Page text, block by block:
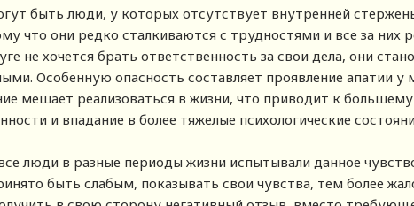
быть люди, у которых отсутствует внутренней
что они редко сталкиваются с трудностями и все за них
не хочется брать ответственность за свои дела, они
Особенную опасность составляет проявление апатии у
мешает реализоваться в жизни, что приводит к
и впадание в более тяжелые психологические
люди в разные периоды жизни испытывали данное
быть слабым, показывать свои чувства, тем более